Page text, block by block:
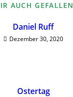
AUCH GEFALLEN
Daniel Ruff
Dezember 30, 2020
Ostertag